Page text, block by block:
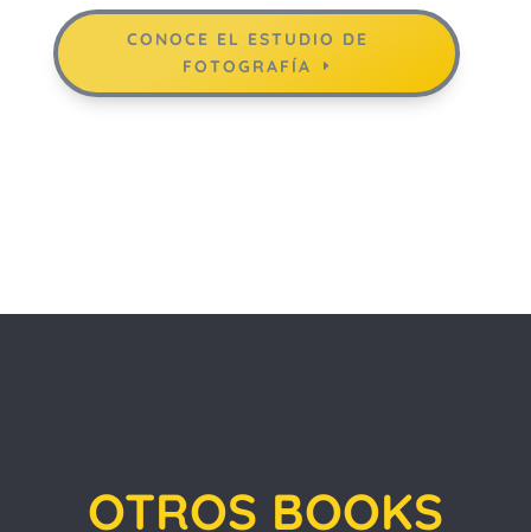
CONOCE EL ESTUDIO DE
FOTOGRAFÍA
OTROS BOOKS